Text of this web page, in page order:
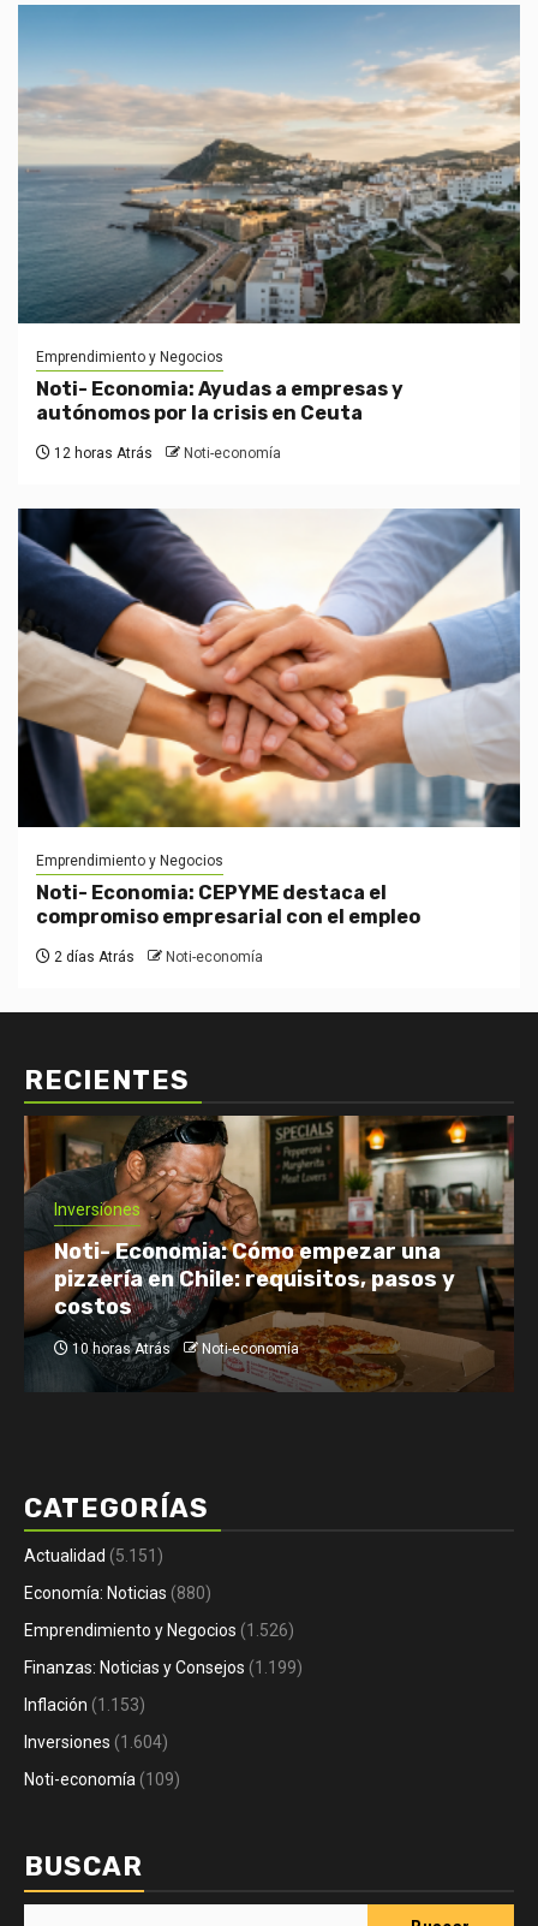
Emprendimiento y Negocios
Noti- Economia: Ayudas a empresas y
autónomos por la crisis en Ceuta
12 horas Atrás Noti-economía
Emprendimiento y Negocios
Noti- Economia: CEPYME destaca el
compromiso empresarial con el empleo
2 días Atrás Noti-economía
RECIENTES
Economía: Noticias Emprendimiento y Negocios
Finanzas: Noticias y Consejos Inversiones
Netflix enfrenta el reto de retener a
su audiencia
12 horas Atrás Noti-economía
CATEGORÍAS
Actualidad (5.151)
Economía: Noticias (880)
Emprendimiento y Negocios (1.526)
Finanzas: Noticias y Consejos (1.199)
Inflación (1.153)
Inversiones (1.604)
Noti-economía (109)
BUSCAR